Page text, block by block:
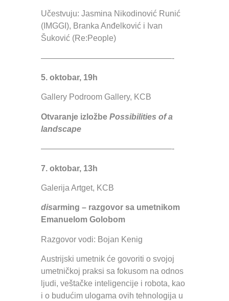
Učestvuju: Jasmina Nikodinović Runić
(IMGGI), Branka Anđelković i Ivan
Šuković (Re:People)
————————————————-
5. oktobar, 19h
Gallery Podroom Gallery, KCB
Otvaranje izložbe Possibilities of a
landscape
————————————————-
7. oktobar, 13h
Galerija Artget, KCB
disarming – razgovor sa umetnikom
Emanuelom Golobom
Razgovor vodi: Bojan Kenig
Austrijski umetnik će govoriti o svojoj
umetničkoj praksi sa fokusom na odnos
ljudi, veštačke inteligencije i robota, kao
i o budućim ulogama ovih tehnologija u